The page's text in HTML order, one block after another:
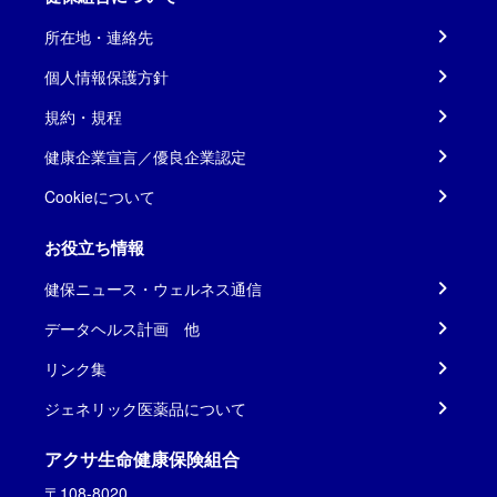
所在地・連絡先
個人情報保護方針
規約・規程
健康企業宣言／優良企業認定
Cookieについて
お役立ち情報
健保ニュース・ウェルネス通信
データヘルス計画 他
リンク集
ジェネリック医薬品について
アクサ生命健康保険組合
〒108-8020